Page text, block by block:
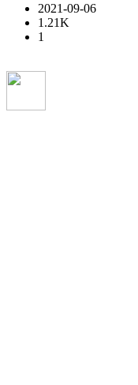
2021-09-06
1.21K
1